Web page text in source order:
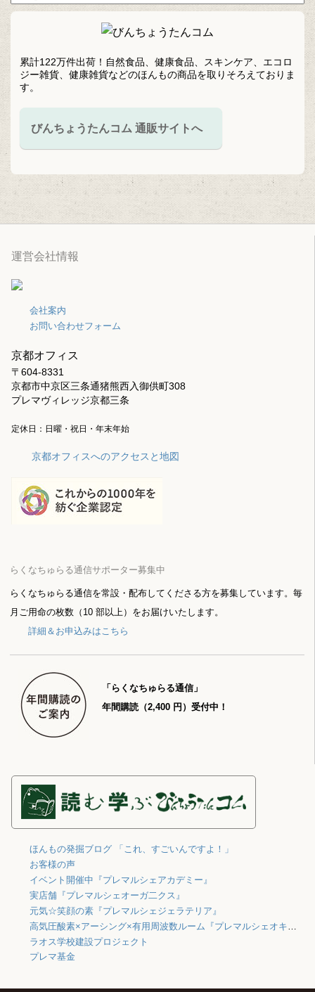
累計122万件出荷！自然食品、健康食品、スキンケア、エコロ
ジー雑貨、健康雑貨などのほんもの商品を取りそろえておりま
す。
びんちょうたんコム 通販サイトへ
運営会社情報
会社案内
お問い合わせフォーム
京都オフィス
〒604-8331
京都市中京区三条通猪熊西入御供町308
プレマヴィレッジ京都三条
定休日：日曜・祝日・年末年始
京都オフィスへのアクセスと地図
らくなちゅらる通信サポーター募集中
らくなちゅらる通信を常設・配布してくださる方を募集しています。毎
月ご用命の枚数（10 部以上）をお届けいたします。
詳細＆お申込みはこちら
「らくなちゅらる通信」
年間購読（2,400 円）受付中！
ほんもの発掘ブログ 「これ、すごいんですよ！」
お客様の声
イベント開催中『プレマルシェアカデミー』
実店舗『プレマルシェオーガ二クス』
元気☆笑顔の素『プレマルシェジェラテリア』
ラオス学校建設プロジェクト
プレマ基金